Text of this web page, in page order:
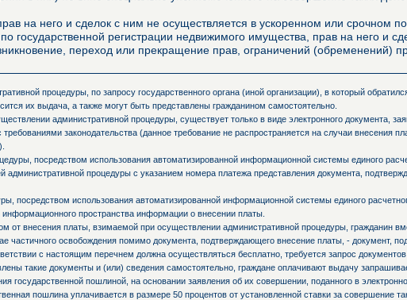
на него и сделок с ним не осуществляется в ускоренном или срочном
государственной регистрации недвижимого имущества, прав на него и
переход или прекращение прав, ограничений (обременений)
процедуры, по запросу государственного органа (иной организации), в который
их выдача, а также могут быть представлены гражданином самостоятельно.
административной процедуры, существует только в виде электронного документа,
законодательства (данное требование не распространяется на случаи внесения
посредством использования автоматизированной информационной системы единого
административной процедуры с указанием номера платежа представления документа,
посредством использования автоматизированной информационной системы единого
пространства информации о внесении платы.
от внесения платы, взимаемой при осуществлении административной процедуры, гражданин
частичного освобождения помимо документа, подтверждающего внесение платы, - документ,
с настоящим перечнем должна осуществляться бесплатно, требуется запрос
такие документы и (или) сведения самостоятельно, граждане оплачивают выдачу
пошлиной, на основании заявления об их совершении, поданного в
пошлина уплачивается в размере 50 процентов от установленной ставки за совершение